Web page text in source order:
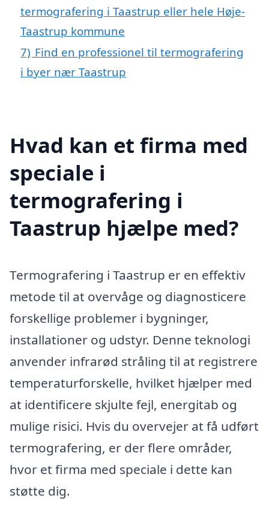
termografering i Taastrup eller hele Høje-
Taastrup kommune
7) Find en professionel til termografering
i byer nær Taastrup
Hvad kan et firma med
speciale i
termografering i
Taastrup hjælpe med?
Termografering i Taastrup er en effektiv
metode til at overvåge og diagnosticere
forskellige problemer i bygninger,
installationer og udstyr. Denne teknologi
anvender infrarød stråling til at registrere
temperaturforskelle, hvilket hjælper med
at identificere skjulte fejl, energitab og
mulige risici. Hvis du overvejer at få udført
termografering, er der flere områder,
hvor et firma med speciale i dette kan
støtte dig.